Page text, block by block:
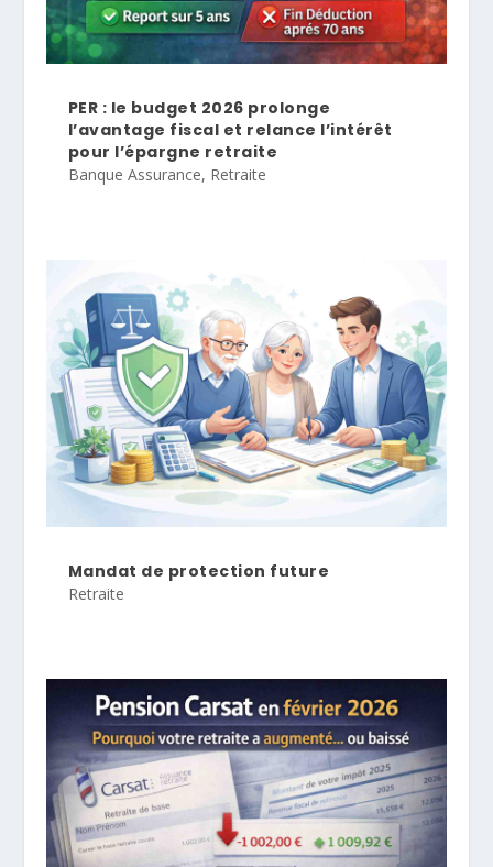
PER : le budget 2026 prolonge
l’avantage fiscal et relance l’intérêt
pour l’épargne retraite
Banque Assurance, Retraite
Mandat de protection future
Retraite